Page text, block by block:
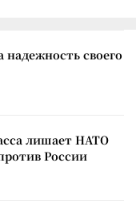
надежность своего
лишает НАТО
России